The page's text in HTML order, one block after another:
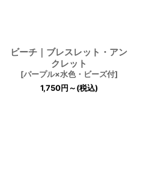
ビーチ｜ブレスレット・アン
クレット
[パープル×水色・ビーズ付]
1,750円～(税込)